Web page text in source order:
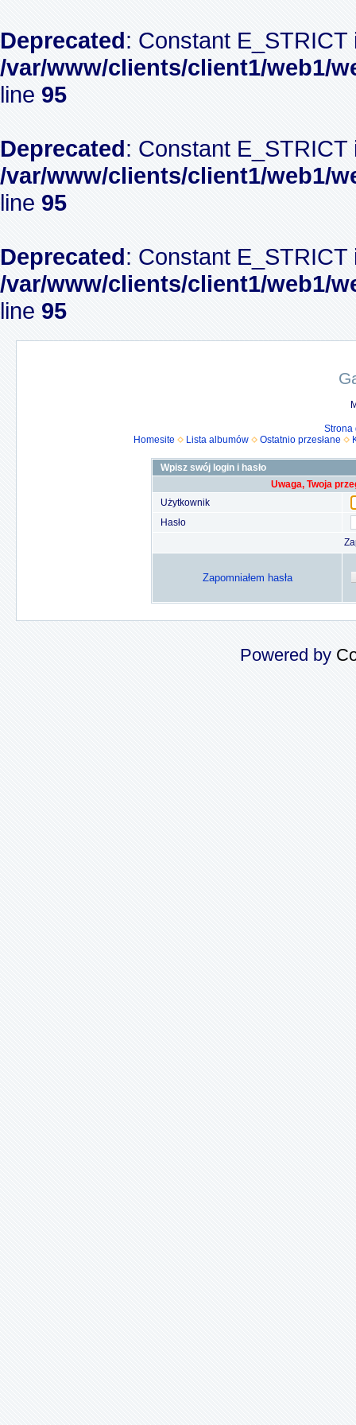
Deprecated: Constant
/var/www/clients/client1/web1/
line 95
Deprecated: Constant
/var/www/clients/client1/web1/
line 95
Deprecated: Constant
/var/www/clients/client1/web1/
line 95
Strona
Homesite
Lista albumów Ostatnio przesłane
Wpisz swój login i hasło
Uwaga, Twoja
Użytkownik
Hasło
Zapomniałem hasła
Powered by